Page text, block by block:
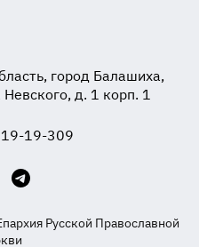
город Балашиха,
д. 1 корп. 1
19-309
Русской Православной